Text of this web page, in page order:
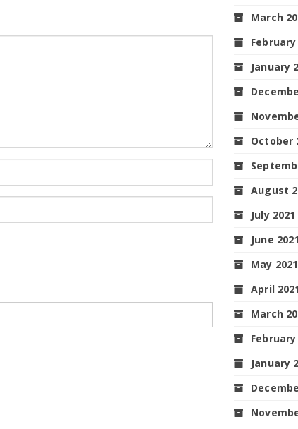
March
February
January
October
August
July 2021
June 2021
May 2021
April
March
February
January